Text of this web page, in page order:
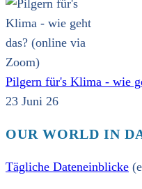
Pilgern für's Klima - wie
23 Juni 26
OUR WORLD IN
Tägliche Dateneinblicke